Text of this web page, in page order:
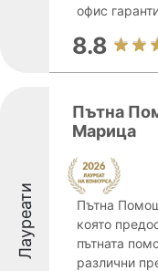
офис
8.8
Лауреати
Пътна
Марица
Пътна
която
пътната
различни